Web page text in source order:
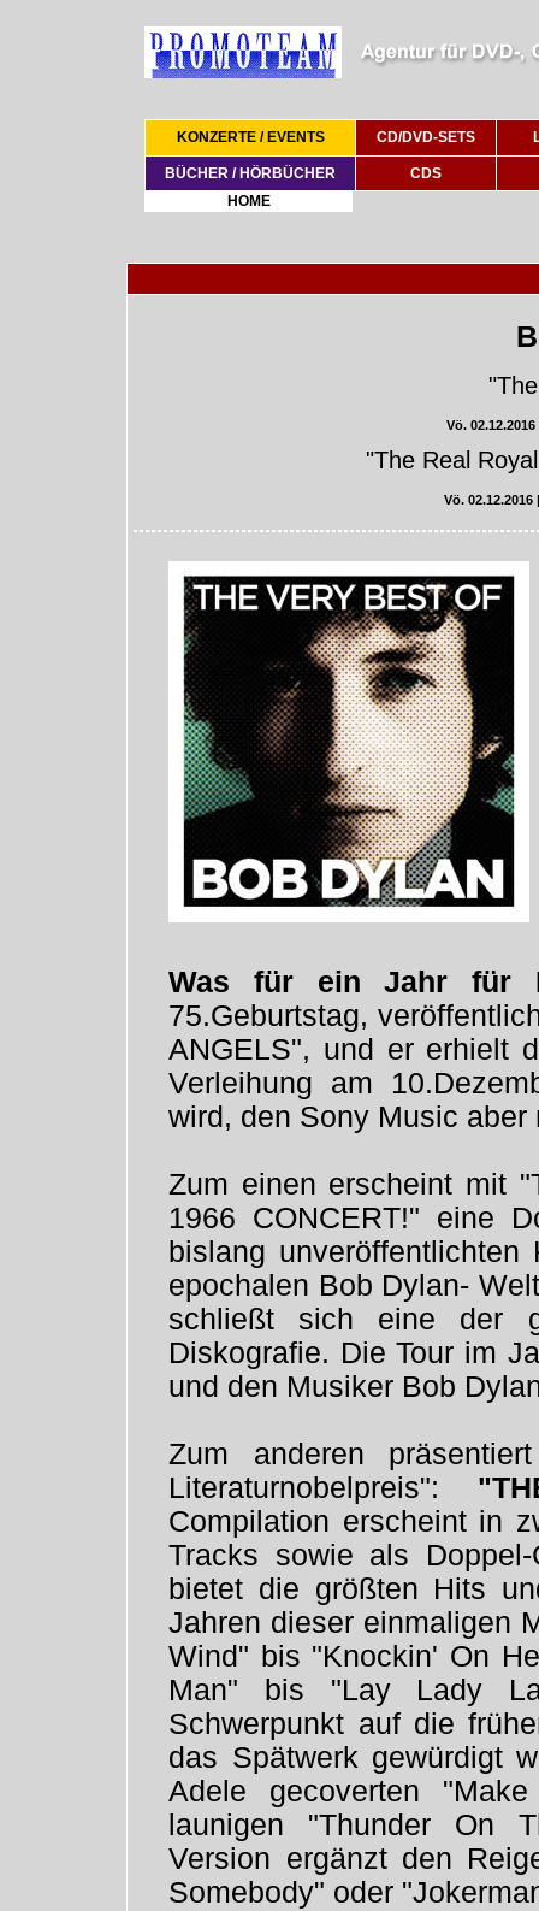
KONZERTE / EVENTS CD/DVD-SETS
BÜCHER / HÖRBÜCHER
CDS
HOME
Vö.
"The Real
Vö.
Was für ein Jahr für
75.Geburtstag,
ANGELS", und er erhielt
Verleihung am
wird, den Sony Music
Zum einen erscheint mit
1966 CONCERT!" eine
bislang
epochalen Bob Dylan-
schließt sich eine der
Diskografie. Die Tour im
und den Musiker Bob
Zum anderen
Literaturnobelpreis":
Compilation erscheint in
Tracks sowie als
bietet die größten Hits
Jahren dieser einmaligen
Wind" bis "Knockin' On
Man" bis "Lay Lady
Schwerpunkt auf die
das Spätwerk gewürdigt
Adele gecoverten
launigen "Thunder On
Version ergänzt den
Somebody" oder